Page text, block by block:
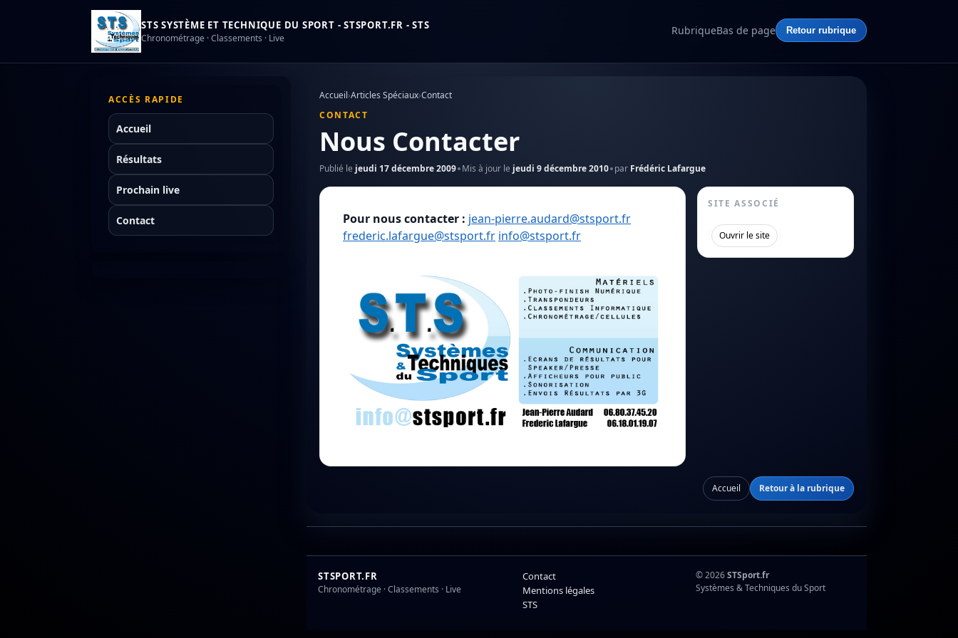
STS SYSTÈME ET TECHNIQUE DU SPORT - STSPORT.FR - STS
Chronométrage · Classements · Live
RubriqueBas de page Retour rubrique
ACCÈS RAPIDE
Accueil
Résultats
Prochain live
Contact
Accueil›Articles Spéciaux›Contact
CONTACT
Nous Contacter
Publié le jeudi 17 décembre 2009 Mis à jour le jeudi 9 décembre 2010 par Frédéric Lafargue
Pour nous contacter : jean-pierre.audard@stsport.fr
frederic.lafargue@stsport.fr info@stsport.fr
SITE ASSOCIÉ
Ouvrir le site
Accueil Retour à la rubrique
STSPORT.FR
Chronométrage · Classements · Live
Contact
Mentions légales
STS
© 2026STSport.fr
Systèmes & Techniques du Sport